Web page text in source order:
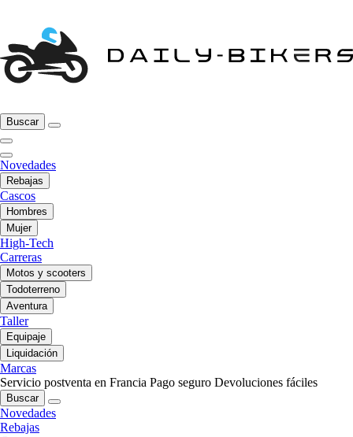
Buscar
Novedades
Rebajas
Cascos
Hombres
Mujer
High-Tech
Carreras
Motos y scooters
Todoterreno
Aventura
Taller
Equipaje
Liquidación
Marcas
Servicio postventa en Francia Pago seguro Devoluciones fáciles
Buscar
Novedades
Rebajas